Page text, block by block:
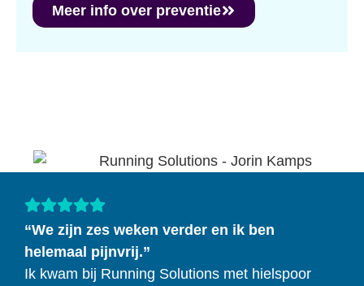
Meer info over preventie
“We zijn zes weken verder en ik ben
helemaal pijnvrij.”
Ik kwam bij Running Solutions met hielspoor